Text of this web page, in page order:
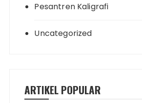
Pesantren Kaligrafi
Uncategorized
ARTIKEL POPULAR